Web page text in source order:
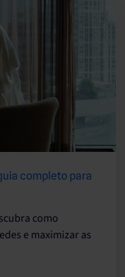
completo para
como
e maximizar as